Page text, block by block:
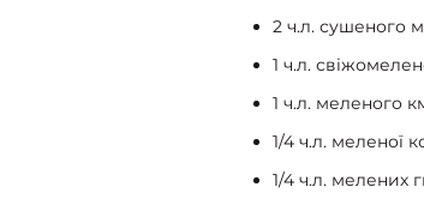
2 ч.л. сушеного
1 ч.л.
1 ч.л. меленого
1/4 ч.л. меленої
1/4 ч.л. мелених